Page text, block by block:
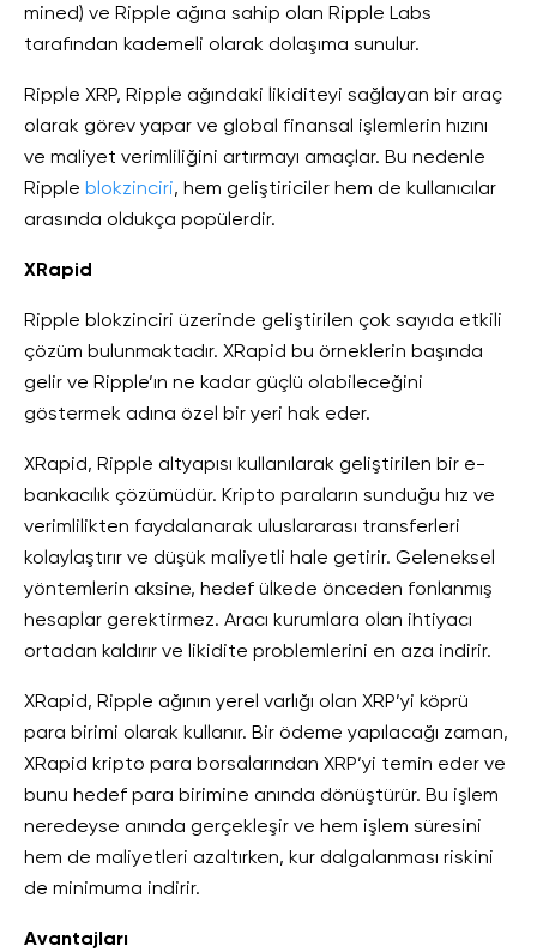
mined) ve Ripple ağına sahip olan Ripple Labs
tarafından kademeli olarak dolaşıma sunulur.
Ripple XRP, Ripple ağındaki likiditeyi sağlayan bir araç
olarak görev yapar ve global finansal işlemlerin hızını
ve maliyet verimliliğini artırmayı amaçlar. Bu nedenle
Ripple blokzinciri, hem geliştiriciler hem de kullanıcılar
arasında oldukça popülerdir.
XRapid
Ripple blokzinciri üzerinde geliştirilen çok sayıda etkili
çözüm bulunmaktadır. XRapid bu örneklerin başında
gelir ve Ripple’ın ne kadar güçlü olabileceğini
göstermek adına özel bir yeri hak eder.
XRapid, Ripple altyapısı kullanılarak geliştirilen bir e-
bankacılık çözümüdür. Kripto paraların sunduğu hız ve
verimlilikten faydalanarak uluslararası transferleri
kolaylaştırır ve düşük maliyetli hale getirir. Geleneksel
yöntemlerin aksine, hedef ülkede önceden fonlanmış
hesaplar gerektirmez. Aracı kurumlara olan ihtiyacı
ortadan kaldırır ve likidite problemlerini en aza indirir.
XRapid, Ripple ağının yerel varlığı olan XRP’yi köprü
para birimi olarak kullanır. Bir ödeme yapılacağı zaman,
XRapid kripto para borsalarından XRP’yi temin eder ve
bunu hedef para birimine anında dönüştürür. Bu işlem
neredeyse anında gerçekleşir ve hem işlem süresini
hem de maliyetleri azaltırken, kur dalgalanması riskini
de minimuma indirir.
Avantajları